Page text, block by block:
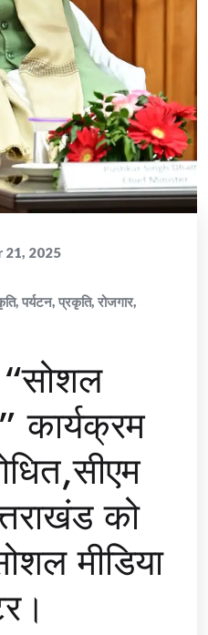
21, 2025
, पर्यटन, प्रकृति, रोजगार,
कार्यक्रम
को
मीडिया